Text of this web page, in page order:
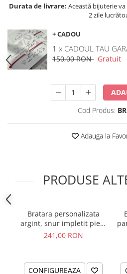
Durata de livrare: Această bijuterie
2 zile
+ CADOU
1 x CADOUL TAU
150,00 RON Gratuit
Cod Produs:
Adauga la
PRODUSE
Bratara personalizata
argint, snur impletit piele
naturala ...Noi patru si-o
241,00 RON
CONFIGUREAZA